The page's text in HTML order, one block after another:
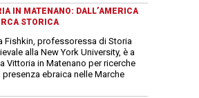
IN MATENANO: DALL’AMERICA
STORICA
Fishkin, professoressa di Storia
alla New York University, è a
Vittoria in Matenano per ricerche
presenza ebraica nelle Marche